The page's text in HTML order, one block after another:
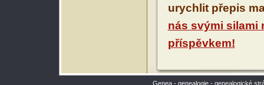
urychlit přepis
nás svými silami
příspěvkem!
Genea - genealogie - genealogické